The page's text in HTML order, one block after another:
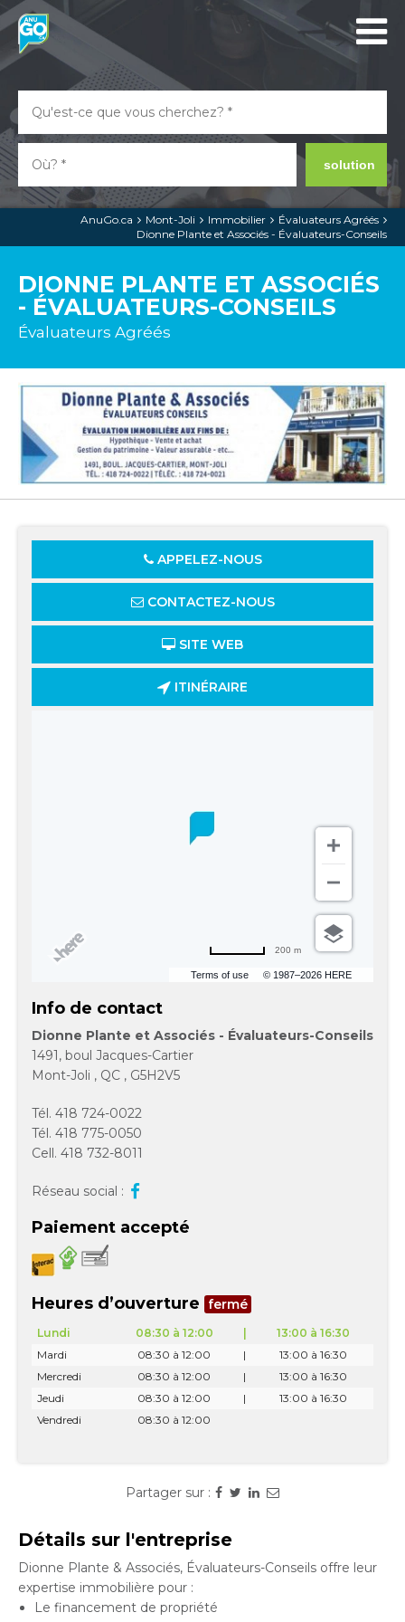
solution
AnuGo.ca Mont-Joli Immobilier
Évaluateurs Agréés
Dionne Plante et Associés - Évaluateurs-Conseils
DIONNE PLANTE ET ASSOCIÉS
- ÉVALUATEURS-CONSEILS
Évaluateurs Agréés
APPELEZ-NOUS
CONTACTEZ-NOUS
SITE WEB
ITINÉRAIRE
Terms of use © 1987–2026 HERE
200 m
Info de contact
Dionne Plante et Associés - Évaluateurs-Conseils
1491, boul Jacques-Cartier
Mont-Joli , QC , G5H2V5
Tél. 418 724-0022
Tél. 418 775-0050
Cell. 418 732-8011
Réseau social :
Paiement accepté
Heures d’ouverture fermé
Lundi 08:30 à 12:00 |
13:00 à 16:30
Mardi
08:30 à 12:00 |
13:00 à 16:30
Mercredi
08:30 à 12:00 |
13:00 à 16:30
Jeudi
08:30 à 12:00 |
13:00 à 16:30
Vendredi
08:30 à 12:00
Partager sur :
Détails sur l'entreprise
Dionne Plante & Associés, Évaluateurs-Conseils offre leur
expertise immobilière pour :
Le financement de propriété